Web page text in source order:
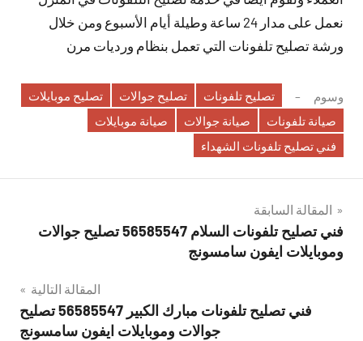
نعمل على مدار 24 ساعة وطيلة أيام الأسبوع ومن خلال
ورشة تصليح تلفونات التي تعمل بنظام ورديات مرن
وسوم تصليح تلفونات تصليح جوالات
تصليح موبايلات
صيانة تلفونات
صيانة جوالات
صيانة موبايلات
فني تصليح تلفونات الشهداء
تصفّح
المقالات
المقالة السابقة
فني تصليح تلفونات السلام 56585547 تصليح جوالات
وموبايلات ايفون سامسونج
المقالة التالية
فني تصليح تلفونات مبارك الكبير 56585547 تصليح
جوالات وموبايلات ايفون سامسونج